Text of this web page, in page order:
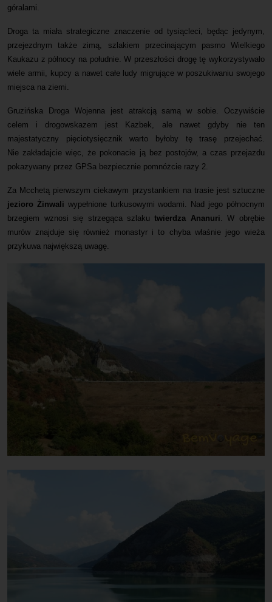
góralami.
Droga ta miała strategiczne znaczenie od tysiącleci, będąc jedynym,
przejezdnym także zimą, szlakiem przecinającym pasmo Wielkiego
Kaukazu z północy na południe. W przeszłości drogę tę wykorzystywało
wiele armii, kupcy a nawet całe ludy migrujące w poszukiwaniu swojego
miejsca na ziemi.
Gruzińska Droga Wojenna jest atrakcją samą w sobie. Oczywiście
celem i drogowskazem jest Kazbek, ale nawet gdyby nie ten
majestatyczny pięciotysięcznik warto byłoby tę trasę przejechać.
Nie zakładajcie więc, że pokonacie ją bez postojów, a czas przejazdu
pokazywany przez GPSa bezpiecznie pomnóżcie razy 2.
Za Mcchetą pierwszym ciekawym przystankiem na trasie jest sztuczne
jezioro Żinwali wypełnione turkusowymi wodami. Nad jego północnym
brzegiem wznosi się strzegąca szlakutwierdza Ananuri. W obrębie
murów znajduje się również monastyr i to chyba właśnie jego wieża
przykuwa największą uwagę.